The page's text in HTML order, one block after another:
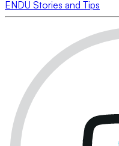
ENDU Stories and Tips